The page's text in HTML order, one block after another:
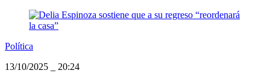
Política
13/10/2025
20:24